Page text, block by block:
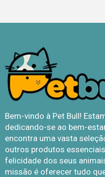
Bem-vindo à Pet Bull!
dedicando-se ao bem-
encontra uma vasta
outros produtos
felicidade dos seus
missão é oferecer tudo